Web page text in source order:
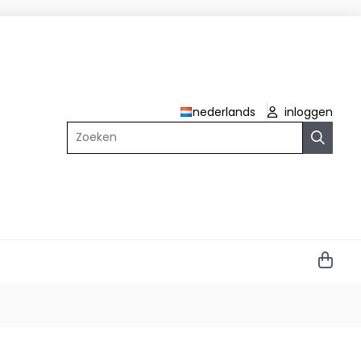
nederlands
inloggen
Zoeken